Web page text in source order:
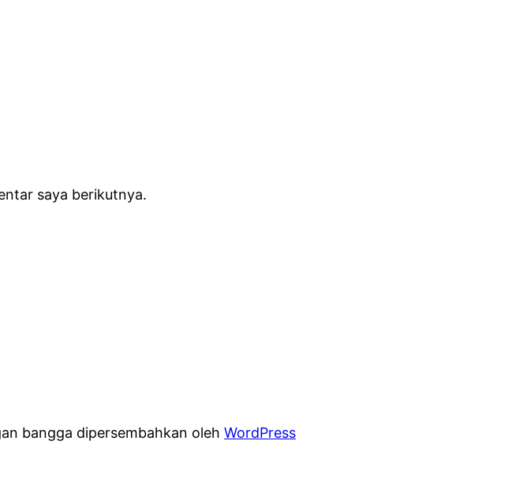
saya berikutnya.
bangga dipersembahkan olehWordPress